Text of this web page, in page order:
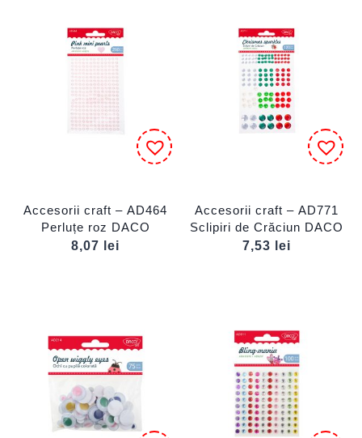
Accesorii craft – AD464
Perluțe roz DACO
8,07
lei
Accesorii craft – AD771
Sclipiri de Crăciun DACO
7,53
lei